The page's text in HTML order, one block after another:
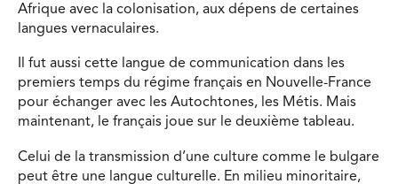
Afrique avec la colonisation, aux dépens de certaines
langues vernaculaires.
Il fut aussi cette langue de communication dans les
premiers temps du régime français en Nouvelle-France
pour échanger avec les Autochtones, les Métis. Mais
maintenant, le français joue sur le deuxième tableau.
Celui de la transmission d’une culture comme le bulgare
peut être une langue culturelle. En milieu minoritaire,